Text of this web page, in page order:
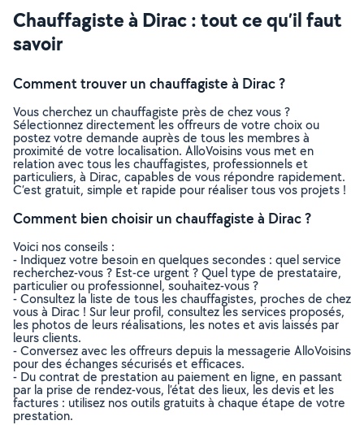
Chauffagiste à Dirac : tout ce qu’il faut
savoir
Comment trouver un chauffagiste à Dirac ?
Vous cherchez un chauffagiste près de chez vous ?
Sélectionnez directement les offreurs de votre choix ou
postez votre demande auprès de tous les membres à
proximité de votre localisation. AlloVoisins vous met en
relation avec tous les chauffagistes, professionnels et
particuliers, à Dirac, capables de vous répondre rapidement.
C’est gratuit, simple et rapide pour réaliser tous vos projets !
Comment bien choisir un chauffagiste à Dirac ?
Voici nos conseils :
- Indiquez votre besoin en quelques secondes : quel service
recherchez-vous ? Est-ce urgent ? Quel type de prestataire,
particulier ou professionnel, souhaitez-vous ?
- Consultez la liste de tous les chauffagistes, proches de chez
vous à Dirac ! Sur leur profil, consultez les services proposés,
les photos de leurs réalisations, les notes et avis laissés par
leurs clients.
- Conversez avec les offreurs depuis la messagerie AlloVoisins
pour des échanges sécurisés et efficaces.
- Du contrat de prestation au paiement en ligne, en passant
par la prise de rendez-vous, l’état des lieux, les devis et les
factures : utilisez nos outils gratuits à chaque étape de votre
prestation.